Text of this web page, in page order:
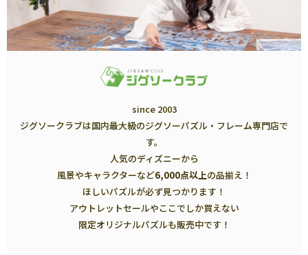
since 2003
ジグソークラブは国内最大級のジグソーパズル・フレーム専門店で
す。
人気のディズニーから
風景やキャラクターなど6,000点以上の品揃え！
ほしいパズルが必ず見つかります！
アウトレットセールやここでしか買えない
限定オリジナルパズルも販売中です！